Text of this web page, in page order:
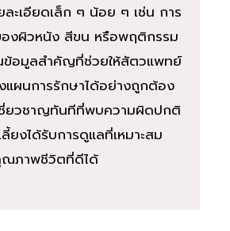
ละเอียดเล็ก ๆ น้อย ๆ เช่น การ
งผิวหนัง สีขน หรือพฤติกรรม
ข้อมูลสำคัญที่ช่วยให้สัตวแพทย์
แผนการรักษาได้อย่างถูกต้อง
ชี่ยวชาญทันทีที่พบความผิดปกติ
ยงได้รับการดูแลที่เหมาะสม
ณภาพชีวิตที่ดีได้